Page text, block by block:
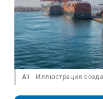
AI Иллюстрация